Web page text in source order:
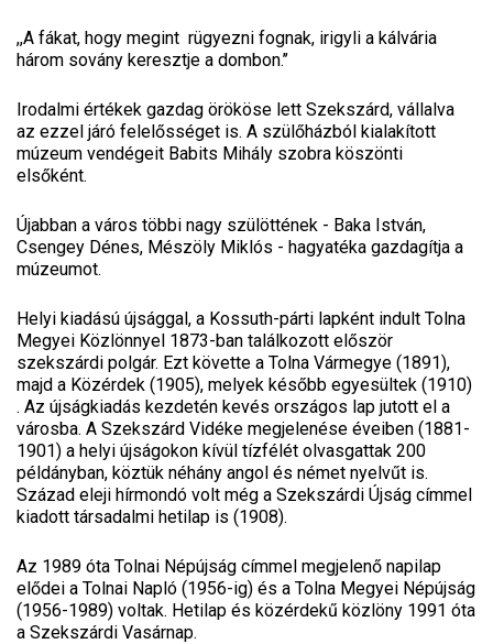
,,A fákat, hogy megint rügyezni fognak, irigyli a kálvária
három sovány keresztje a dombon.’’
Irodalmi értékek gazdag örököse lett Szekszárd, vállalva
az ezzel járó felelősséget is. A szülőházból kialakított
múzeum vendégeit Babits Mihály szobra köszönti
elsőként.
Újabban a város többi nagy szülöttének - Baka István,
Csengey Dénes, Mészöly Miklós - hagyatéka gazdagítja a
múzeumot.
Helyi kiadású újsággal, a Kossuth-párti lapként indult Tolna
Megyei Közlönnyel 1873-ban találkozott először
szekszárdi polgár. Ezt követte a Tolna Vármegye (1891),
majd a Közérdek (1905), melyek később egyesültek (1910)
. Az újságkiadás kezdetén kevés országos lap jutott el a
városba. A Szekszárd Vidéke megjelenése éveiben (1881-
1901) a helyi újságokon kívül tízfélét olvasgattak 200
példányban, köztük néhány angol és német nyelvűt is.
Század eleji hírmondó volt még a Szekszárdi Újság címmel
kiadott társadalmi hetilap is (1908).
Az 1989 óta Tolnai Népújság címmel megjelenő napilap
elődei a Tolnai Napló (1956-ig) és a Tolna Megyei Népújság
(1956-1989) voltak. Hetilap és közérdekű közlöny 1991 óta
a Szekszárdi Vasárnap.